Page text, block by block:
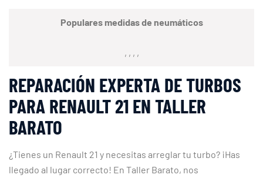
Populares medidas de neumáticos
, , , ,
REPARACIÓN EXPERTA DE TURBOS
PARA RENAULT 21 EN TALLER
BARATO
¿Tienes un Renault 21 y necesitas arreglar tu turbo? ¡Has
llegado al lugar correcto! En Taller Barato, nos